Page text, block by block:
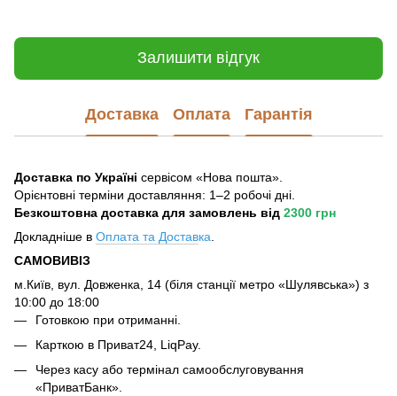
Залишити відгук
Доставка Оплата Гарантія
Доставка по Україні сервісом «Нова пошта».
Орієнтовні терміни доставляння: 1–2 робочі дні.
Безкоштовна доставка для замовлень від 2300 грн
Докладніше в Оплата та Доставка
САМОВИВІЗ
м.Київ, вул. Довженка, 14 (біля станції метро «Шулявська») з
10:00 до 18:00
Готовкою при отриманні.
Карткою в Приват24, LiqPay.
Через касу або термінал самообслуговування
«ПриватБанк».